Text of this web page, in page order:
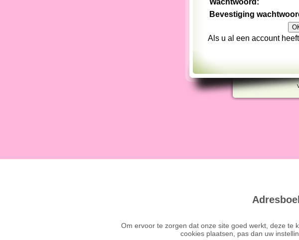
Wachtwoord:
Bevestiging
Als u al een account
Om ervoor te zorgen dat onze site goed werkt, deze te
cookies plaatsen, pas dan uw